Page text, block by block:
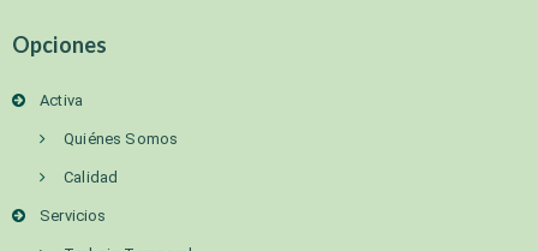
Opciones
Activa
Quiénes Somos
Calidad
Servicios